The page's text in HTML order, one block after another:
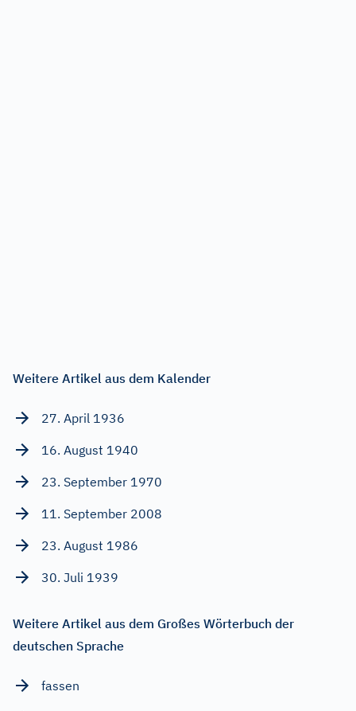
Weitere Artikel aus dem Kalender
27. April 1936
16. August 1940
23. September 1970
11. September 2008
23. August 1986
30. Juli 1939
Weitere Artikel aus dem Großes Wörterbuch der
deutschen Sprache
fassen